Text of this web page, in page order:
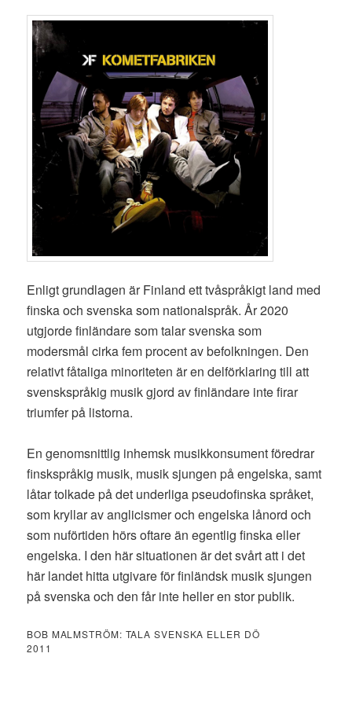
Enligt grundlagen är Finland ett tvåspråkigt land med
finska och svenska som nationalspråk. År 2020
utgjorde finländare som talar svenska som
modersmål cirka fem procent av befolkningen. Den
relativt fåtaliga minoriteten är en delförklaring till att
svenskspråkig musik gjord av finländare inte firar
triumfer på listorna.
En genomsnittlig inhemsk musikkonsument föredrar
finskspråkig musik, musik sjungen på engelska, samt
låtar tolkade på det underliga pseudofinska språket,
som kryllar av anglicismer och engelska lånord och
som nuförtiden hörs oftare än egentlig finska eller
engelska. I den här situationen är det svårt att i det
här landet hitta utgivare för finländsk musik sjungen
på svenska och den får inte heller en stor publik.
BOB MALMSTRÖM: TALA SVENSKA ELLER DÖ
2011